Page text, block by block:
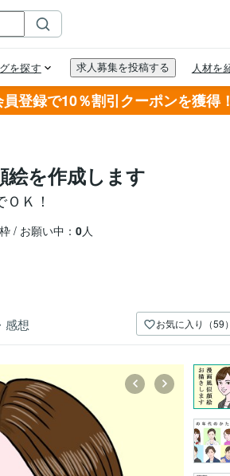
登録で10％割引クーポンを獲得！
絵を作成します
Ｋ！
枠 / お願い中： 0人
感想 お気に入り（59）